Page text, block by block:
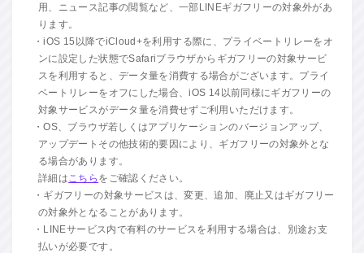
用、ニュース記事の閲覧など、一部LINEギガフリーの対象外があ
ります。
・iOS 15以降でiCloud+を利用する際に、プライベートリレーをオ
ンに設定した状態でSafariブラウザからギガフリーの対象サービ
スを利用すると、データ量を消費する場合がございます。プライ
ベートリレーをオフにした場合、iOS 14以前同様にギガフリーの
対象サービスがデータ量を消費せずご利用いただけます。
・OS、ブラウザ若しくはアプリケーションのバージョンアップ、
アップデートその他技術的要因により、ギガフリーの対象外とな
る場合があります。
詳細は こちら をご確認ください。
・ギガフリーの対象サービスは、変更、追加、廃止又はギガフリー
の対象外となることがあります。
・LINEサービス内で有料のサービスを利用する場合は、別途お支
払いが必要です。